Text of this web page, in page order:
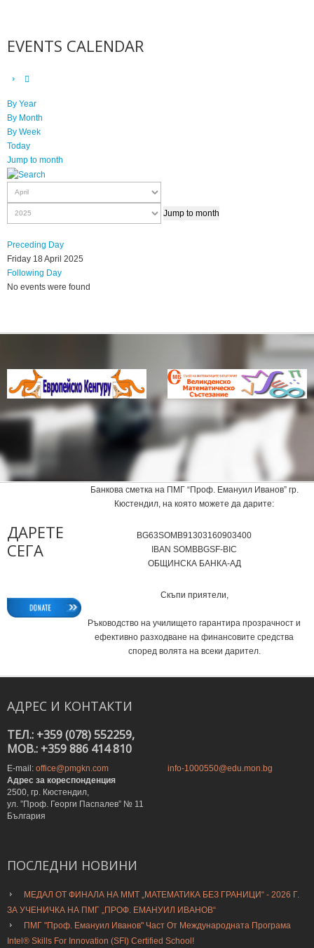
EVENTS CALENDAR
By Year
By Month
By Week
Today
Jump to month
Jump to month
Preceding Day
Friday 18 April 2025
Following Day
No events were found
ДАРЕТЕ
СЕГА
Банкова сметка на ПМГ “Проф. Емануил Иванов” гр.
Кюстендил, на която можете да дарите:
BG63SOMB91303160903400
IВAN SOMBBGSF-BIC
ОБЩИНСКА БАНКА-АД
Скъпи приятели,
Ръководство на училището гарантира прозрачност и
ефективно разходване на финансовите средства
според волята на всеки дарител.
АДРЕС И КОНТАКТИ
ТЕЛ.: +359 (078) 552259,
MOB.: +359 886 414 810
E-mail: office@pmgkn.com
info-1000550@edu.mon.bg
Адрес за кореспонденция
2500, гр. Кюстендил,
ул. ”Проф. Георги Паспалев” № 11
България
ПОСЛЕДНИ НОВИНИ
МЕДАЛ ОТ ФИНАЛА НА ММТ „МАТЕМАТИКА БЕЗ ГРАНИЦИ“ - 2026 Г.
ЗА УЧЕНИЧКА НА ПМГ „ПРОФ. ЕМАНУИЛ ИВАНОВ“
ПМГ "Проф. Емануил Иванов" Част От Международната Програма
Intel® Skills For Innovation (SFI) Certified School!